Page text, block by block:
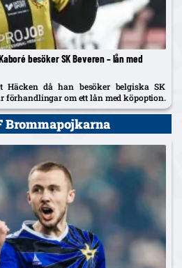
besöker SK Beveren – lån med
Häcken då han besöker belgiska SK
förhandlingar om ett lån med köpoption.
Brommapojkarna